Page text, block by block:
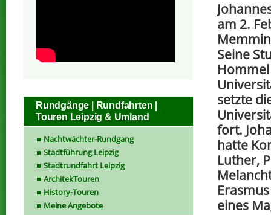
am 2.
Seine
setzte
fort.
hatte
Luther,
eines
Rundgänge | Rundfahrten |
Touren Leipzig & Umland
Nachtwächter-Rundgang
Stadtführung Leipzig
Stadtrundfahrt Leipzig
ArchitekTouren
History-Touren
Meine Angebote